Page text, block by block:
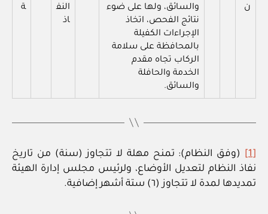
ن
والسائق، ولها على ضوء
نتائج الفحص، اتخاذ
الإجراءات الكفيلة
بالمحافظة على سلامة
الركاب تجاه مقدم
الخدمة والحافلة
والسائق.
النف
اذ
ة
(وفق النظام): تمنح مهلة لا تتجاوز (سنة) من تاريخ
نفاذ النظام لتعديل الأوضاع، ولرئيس مجلس إدارة الهيئة
تمديدها لمدة لا تتجاوز (٦) ستة أشهر إضافية.